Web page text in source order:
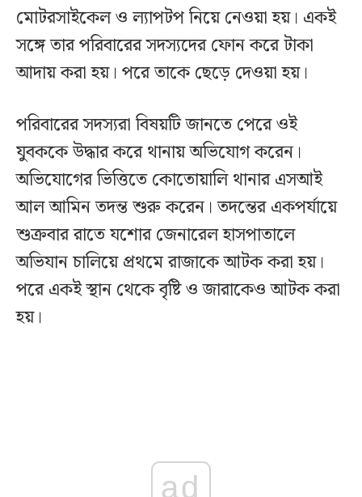
মোটরসাইকেল ও ল্যাপটপ নিয়ে নেওয়া হয়। একই
সঙ্গে তার পরিবারের সদস্যদের ফোন করে টাকা
আদায় করা হয়। পরে তাকে ছেড়ে দেওয়া হয়।
পরিবারের সদস্যরা বিষয়টি জানতে পেরে ওই
যুবককে উদ্ধার করে থানায় অভিযোগ করেন।
অভিযোগের ভিত্তিতে কোতোয়ালি থানার এসআই
আল আমিন তদন্ত শুরু করেন। তদন্তের একপর্যায়ে
শুক্রবার রাতে যশোর জেনারেল হাসপাতালে
অভিযান চালিয়ে প্রথমে রাজাকে আটক করা হয়।
পরে একই স্থান থেকে বৃষ্টি ও জারাকেও আটক করা
হয়।
ad